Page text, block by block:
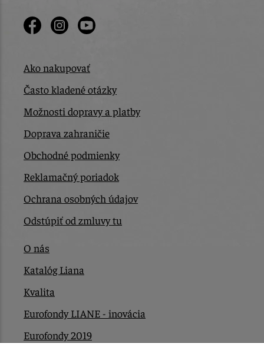
Ako nakupovať
Často kladené otázky
Možnosti dopravy a platby
Doprava zahraničie
Obchodné podmienky
Reklamačný poriadok
Ochrana osobných údajov
Odstúpiť od zmluvy tu
O nás
Katalóg Liana
Kvalita
Eurofondy LIANE - inovácia
Eurofondy 2019